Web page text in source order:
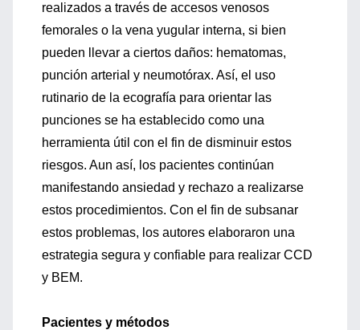
realizados a través de accesos venosos
femorales o la vena yugular interna, si bien
pueden llevar a ciertos daños: hematomas,
punción arterial y neumotórax. Así, el uso
rutinario de la ecografía para orientar las
punciones se ha establecido como una
herramienta útil con el fin de disminuir estos
riesgos. Aun así, los pacientes continúan
manifestando ansiedad y rechazo a realizarse
estos procedimientos. Con el fin de subsanar
estos problemas, los autores elaboraron una
estrategia segura y confiable para realizar CCD
y BEM.
Pacientes y métodos